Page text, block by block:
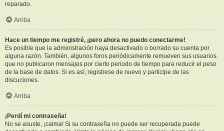
reparado.
Arriba
Hace un tiempo me registré, ¡pero ahora no puedo conectarme!
Es posible que la administración haya desactivado o borrado su cuenta por
alguna razón. También, algunos foros periódicamente remueven sus usuarios
que no publicaron mensajes por cierto periodo de tiempo para reducir el peso
de la base de datos. Si es así, registrese de nuevo y participe de las
discuciones.
Arriba
¡Perdí mi contraseña!
No se asuste, ¡calma! Si su contraseña no puede ser recuperada puede